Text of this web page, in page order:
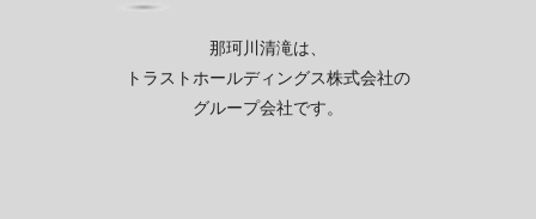
那珂川清滝は、
トラストホールディングス株式会社の
グループ会社です。